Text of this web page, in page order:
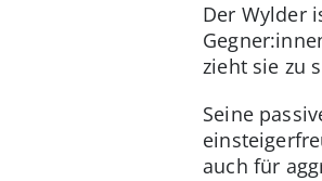
Der Wylder
zieht sie zu
Seine
auch für